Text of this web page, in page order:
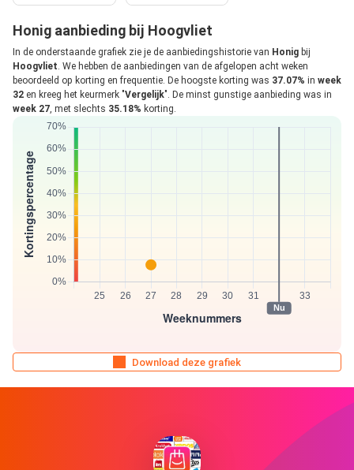
Honig aanbieding bij Hoogvliet
In de onderstaande grafiek zie je de aanbiedingshistorie van Honig bij
Hoogvliet. We hebben de aanbiedingen van de afgelopen acht weken
beoordeeld op korting en frequentie. De hoogste korting was 37.07% in week
32 en kreeg het keurmerk "Vergelijk". De minst gunstige aanbieding was in
week 27, met slechts 35.18% korting.
Download deze grafiek